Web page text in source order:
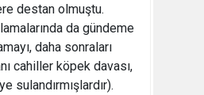
destan olmuştu.
da gündeme
daha sonraları
cahiller köpek davası,
sulandırmışlardır).